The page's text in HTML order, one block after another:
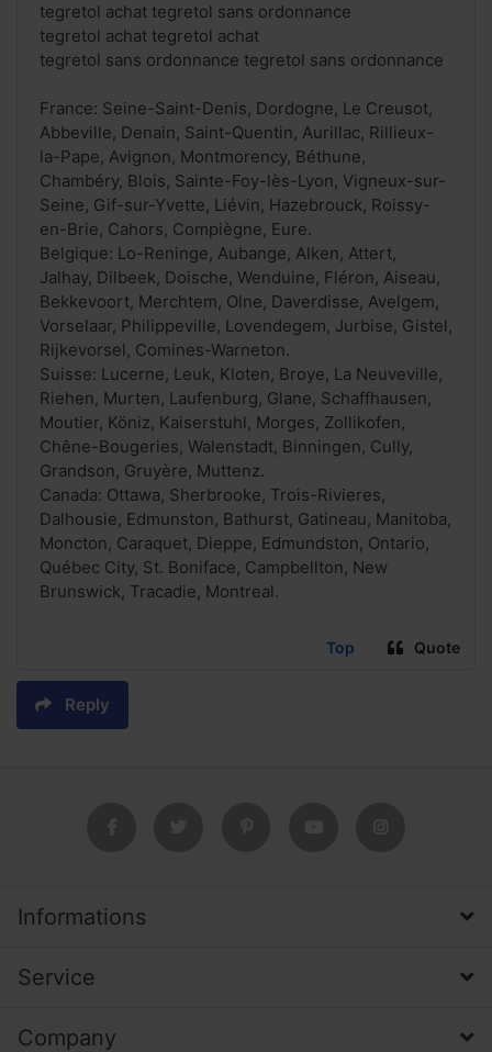
tegretol achat tegretol sans ordonnance
tegretol achat tegretol achat
tegretol sans ordonnance tegretol sans ordonnance
France: Seine-Saint-Denis, Dordogne, Le Creusot,
Abbeville, Denain, Saint-Quentin, Aurillac, Rillieux-
la-Pape, Avignon, Montmorency, Béthune,
Chambéry, Blois, Sainte-Foy-lès-Lyon, Vigneux-sur-
Seine, Gif-sur-Yvette, Liévin, Hazebrouck, Roissy-
en-Brie, Cahors, Compiègne, Eure.
Belgique: Lo-Reninge, Aubange, Alken, Attert,
Jalhay, Dilbeek, Doische, Wenduine, Fléron, Aiseau,
Bekkevoort, Merchtem, Olne, Daverdisse, Avelgem,
Vorselaar, Philippeville, Lovendegem, Jurbise, Gistel,
Rijkevorsel, Comines-Warneton.
Suisse: Lucerne, Leuk, Kloten, Broye, La Neuveville,
Riehen, Murten, Laufenburg, Glane, Schaffhausen,
Moutier, Köniz, Kaiserstuhl, Morges, Zollikofen,
Chêne-Bougeries, Walenstadt, Binningen, Cully,
Grandson, Gruyère, Muttenz.
Canada: Ottawa, Sherbrooke, Trois-Rivieres,
Dalhousie, Edmunston, Bathurst, Gatineau, Manitoba,
Moncton, Caraquet, Dieppe, Edmundston, Ontario,
Québec City, St. Boniface, Campbellton, New
Brunswick, Tracadie, Montreal.
Top Quote
Reply
Informations
Service
Company